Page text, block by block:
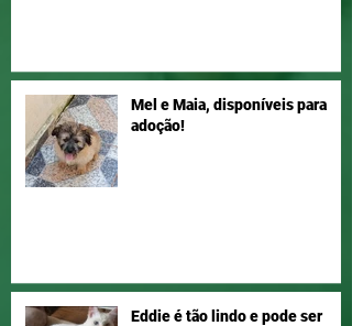
Mel e Maia, disponíveis para
adoção!
Eddie é tão lindo e pode ser